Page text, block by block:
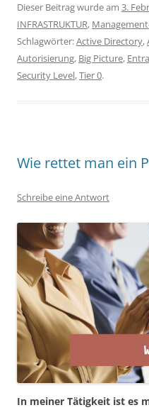
Dieser Beitrag wurde am 3.
INFRASTRUKTUR,
Schlagwörter:Active Directory,
Autorisierung, Big Picture,
Security Level,Tier 0.
Wie rettet man ein
Schreibe eine Antwort
In meiner Tätigkeit ist es